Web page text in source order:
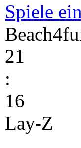
Spiele
21
:
16
Lay-Z